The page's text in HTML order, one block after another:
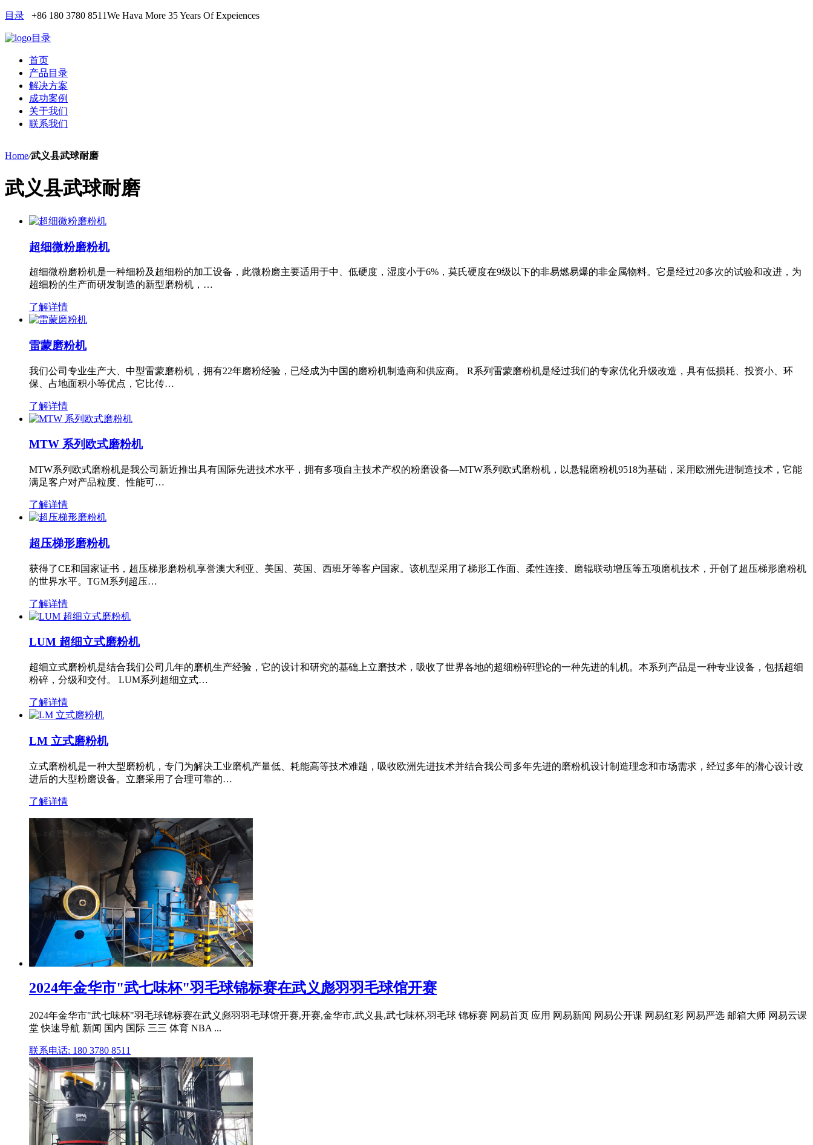
目录 +86 180 3780 8511We Hava More 35 Years Of Expeiences
目录
首页
产品目录
解决方案
成功案例
关于我们
联系我们
Home/武义县武球耐磨
武义县武球耐磨
超细微粉磨粉机
超细微粉磨粉机是一种细粉及超细粉的加工设备，此微粉磨主要适用于中、低硬度，湿度小于6%，莫氏硬度在9级以下的非易燃易爆的非金属物料。它是经过20多次的试验和改进，为
超细粉的生产而研发制造的新型磨粉机，…
了解详情
雷蒙磨粉机
我们公司专业生产大、中型雷蒙磨粉机，拥有22年磨粉经验，已经成为中国的磨粉机制造商和供应商。 R系列雷蒙磨粉机是经过我们的专家优化升级改造，具有低损耗、投资小、环
保、占地面积小等优点，它比传…
了解详情
MTW 系列欧式磨粉机
MTW系列欧式磨粉机是我公司新近推出具有国际先进技术水平，拥有多项自主技术产权的粉磨设备—MTW系列欧式磨粉机，以悬辊磨粉机9518为基础，采用欧洲先进制造技术，它能
满足客户对产品粒度、性能可…
了解详情
超压梯形磨粉机
获得了CE和国家证书，超压梯形磨粉机享誉澳大利亚、美国、英国、西班牙等客户国家。该机型采用了梯形工作面、柔性连接、磨辊联动增压等五项磨机技术，开创了超压梯形磨粉机
的世界水平。TGM系列超压…
了解详情
LUM 超细立式磨粉机
超细立式磨粉机是结合我们公司几年的磨机生产经验，它的设计和研究的基础上立磨技术，吸收了世界各地的超细粉碎理论的一种先进的轧机。本系列产品是一种专业设备，包括超细
粉碎，分级和交付。 LUM系列超细立式…
了解详情
LM 立式磨粉机
立式磨粉机是一种大型磨粉机，专门为解决工业磨机产量低、耗能高等技术难题，吸收欧洲先进技术并结合我公司多年先进的磨粉机设计制造理念和市场需求，经过多年的潜心设计改
进后的大型粉磨设备。立磨采用了合理可靠的…
了解详情
2024年金华市"武七味杯"羽毛球锦标赛在武义彪羽羽毛球馆开赛
2024年金华市"武七味杯"羽毛球锦标赛在武义彪羽羽毛球馆开赛,开赛,金华市,武义县,武七味杯,羽毛球 锦标赛 网易首页 应用 网易新闻 网易公开课 网易红彩 网易严选 邮箱大师 网易云课
堂 快速导航 新闻 国内 国际 三三 体育 NBA ...
联系电话: 180 3780 8511